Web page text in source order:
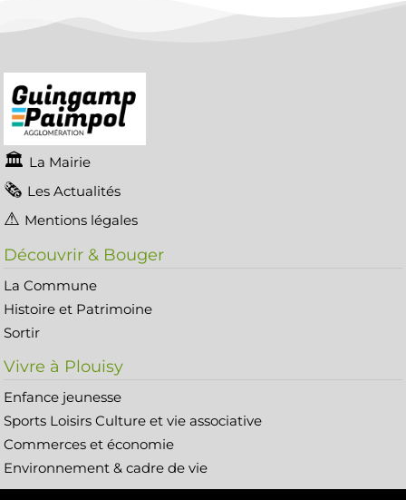
La Mairie
Les Actualités
Mentions légales
Découvrir & Bouger
La Commune
Histoire et Patrimoine
Sortir
Vivre à Plouisy
Enfance jeunesse
Sports Loisirs Culture et vie associative
Commerces et économie
Environnement & cadre de vie